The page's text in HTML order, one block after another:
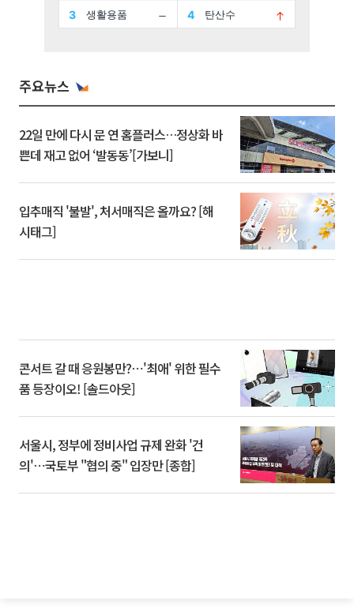
주요뉴스
22일 만에 다시 문 연 홈플러스…정상화 바
쁜데 재고 없어 ‘발동동’[가보니]
입추매직 '불발', 처서매직은 올까요? [해
시태그]
콘서트 갈 때 응원봉만?⋯'최애' 위한 필수
품 등장이오! [솔드아웃]
서울시, 정부에 정비사업 규제 완화 '건
의'⋯국토부 "협의 중" 입장만 [종합]